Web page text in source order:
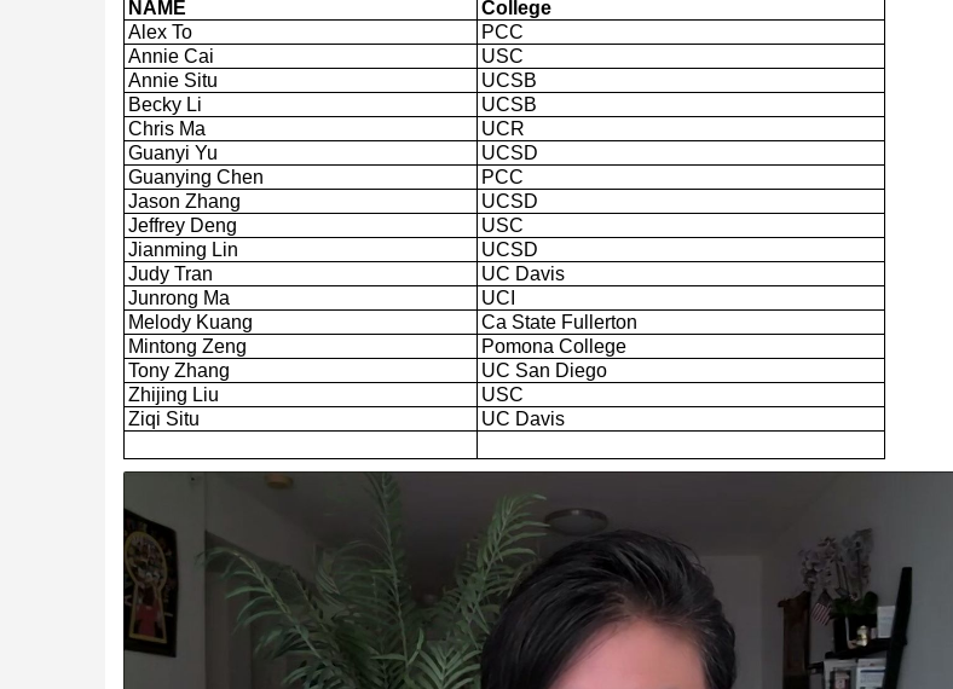
NAME
College
Alex To
PCC
Annie Cai
USC
Annie Situ
UCSB
Becky Li
UCSB
Chris Ma
UCR
Guanyi Yu
UCSD
Guanying Chen
PCC
Jason Zhang
UCSD
Jeffrey Deng
USC
Jianming Lin
UCSD
Judy Tran
UC Davis
Junrong Ma
UCI
Melody Kuang
Ca State Fullerton
Mintong Zeng
Pomona College
Tony Zhang
UC San Diego
Zhijing Liu
USC
Ziqi Situ
UC Davis